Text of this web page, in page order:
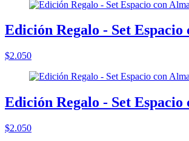
Edición Regalo - Set Espacio
$2.050
Edición Regalo - Set Espacio
$2.050